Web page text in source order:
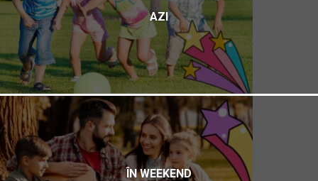
AZI
ÎN WEEKEND